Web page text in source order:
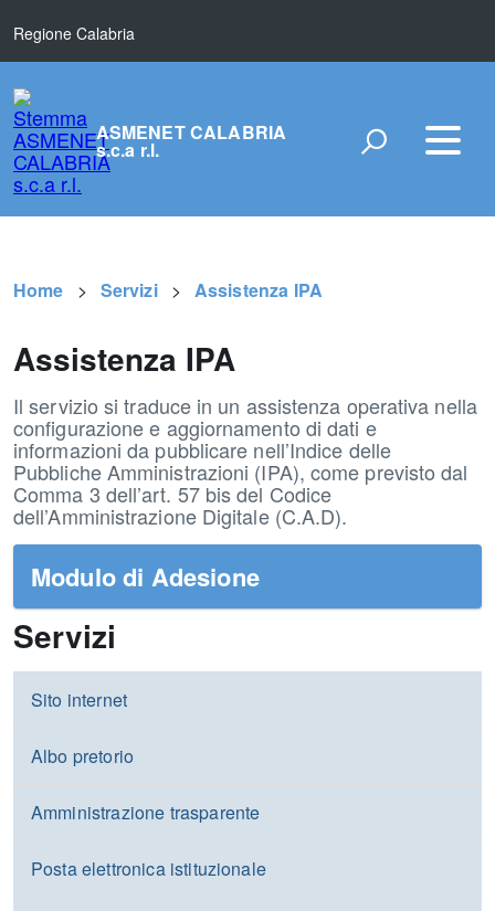
Regione Calabria
ASMENET CALABRIA
s.c.a r.l.
Home Servizi Assistenza IPA
Assistenza IPA
Il servizio si traduce in un assistenza operativa nella
configurazione e aggiornamento di dati e
informazioni da pubblicare nell’Indice delle
Pubbliche Amministrazioni (IPA), come previsto dal
Comma 3 dell’art. 57 bis del Codice
dell’Amministrazione Digitale (C.A.D).
Modulo di Adesione
Servizi
Sito internet
Albo pretorio
Amministrazione trasparente
Posta elettronica istituzionale